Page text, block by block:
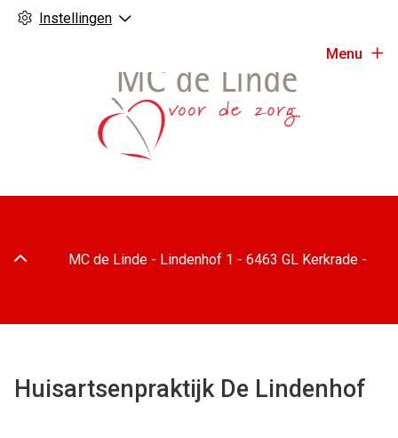
Instellingen
Menu
AdresgegevensMC de Linde - Lindenhof 1 -6463 GL Kerkrade -
Huisartsenpraktijk De Lindenhof